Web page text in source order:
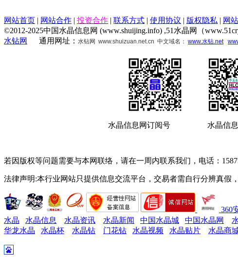
网站首页 | 网站合作 | 投资合作 | 联系方式 | 使用协议 | 版权隐私 | 网
©2012-2025中国水晶信息网 (www.shuijing.info) ,51水晶网（
水钻网
通用网址： 水钻网 www.shuizuan.net.cn 中文域名： www.水钻.net
水晶信息网订阅号 水
若因版权等问题需要与本网联络，请在一周内联系我们，电话：
法律声明:本行业网站只提供信息交流平台，交易者需自行分辨真假
360
水晶
水晶信息 水晶资讯 水晶新闻 中国水晶城 中国水晶网
华龙水晶
水晶杯 水晶钻 门花钻 水晶视频 水晶贴片 水晶商